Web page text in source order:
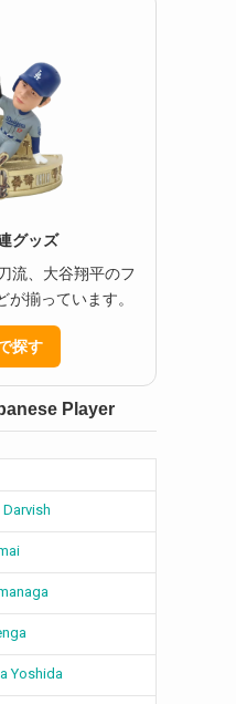
グッズ
流、大谷翔平のフ
が揃っています。
探す
Player
Yoshida